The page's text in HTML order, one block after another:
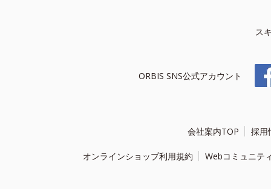
ス
ORBIS SNS公式アカウント
会社案内TOP 採用
オンラインショップ利用規約 Webコミュニテ